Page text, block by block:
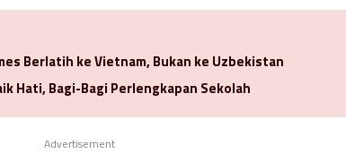
Berlatih ke Vietnam, Bukan ke Uzbekistan
Hati, Bagi-Bagi Perlengkapan Sekolah
Advertisement